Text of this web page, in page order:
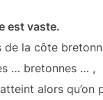
est vaste.
de la côte
… bretonnes … ,
alors qu’on